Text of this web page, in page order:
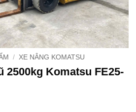
/ XE NÂNG KOMATSU
2500kg Komatsu FE25-